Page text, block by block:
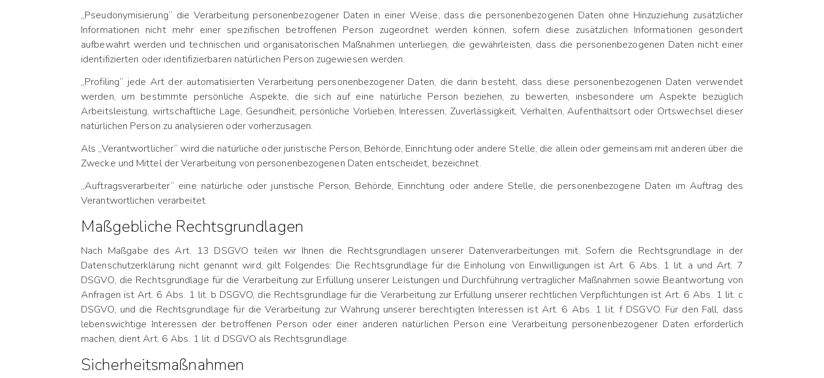
„Pseudonymisierung“ die Verarbeitung personenbezogener Daten in einer Weise, dass die personenbezogenen Daten ohne Hinzuziehung zusätzlicher
Informationen nicht mehr einer spezifischen betroffenen Person zugeordnet werden können, sofern diese zusätzlichen Informationen gesondert
aufbewahrt werden und technischen und organisatorischen Maßnahmen unterliegen, die gewährleisten, dass die personenbezogenen Daten nicht einer
identifizierten oder identifizierbaren natürlichen Person zugewiesen werden.
„Profiling“ jede Art der automatisierten Verarbeitung personenbezogener Daten, die darin besteht, dass diese personenbezogenen Daten verwendet
werden, um bestimmte persönliche Aspekte, die sich auf eine natürliche Person beziehen, zu bewerten, insbesondere um Aspekte bezüglich
Arbeitsleistung, wirtschaftliche Lage, Gesundheit, persönliche Vorlieben, Interessen, Zuverlässigkeit, Verhalten, Aufenthaltsort oder Ortswechsel dieser
natürlichen Person zu analysieren oder vorherzusagen.
Als „Verantwortlicher“ wird die natürliche oder juristische Person, Behörde, Einrichtung oder andere Stelle, die allein oder gemeinsam mit anderen über die
Zwecke und Mittel der Verarbeitung von personenbezogenen Daten entscheidet, bezeichnet.
„Auftragsverarbeiter“ eine natürliche oder juristische Person, Behörde, Einrichtung oder andere Stelle, die personenbezogene Daten im Auftrag des
Verantwortlichen verarbeitet.
Maßgebliche Rechtsgrundlagen
Nach Maßgabe des Art. 13 DSGVO teilen wir Ihnen die Rechtsgrundlagen unserer Datenverarbeitungen mit. Sofern die Rechtsgrundlage in der
Datenschutzerklärung nicht genannt wird, gilt Folgendes: Die Rechtsgrundlage für die Einholung von Einwilligungen ist Art. 6 Abs. 1 lit. a und Art. 7
DSGVO, die Rechtsgrundlage für die Verarbeitung zur Erfüllung unserer Leistungen und Durchführung vertraglicher Maßnahmen sowie Beantwortung von
Anfragen ist Art. 6 Abs. 1 lit. b DSGVO, die Rechtsgrundlage für die Verarbeitung zur Erfüllung unserer rechtlichen Verpflichtungen ist Art. 6 Abs. 1 lit. c
DSGVO, und die Rechtsgrundlage für die Verarbeitung zur Wahrung unserer berechtigten Interessen ist Art. 6 Abs. 1 lit. f DSGVO. Für den Fall, dass
lebenswichtige Interessen der betroffenen Person oder einer anderen natürlichen Person eine Verarbeitung personenbezogener Daten erforderlich
machen, dient Art. 6 Abs. 1 lit. d DSGVO als Rechtsgrundlage.
Sicherheitsmaßnahmen